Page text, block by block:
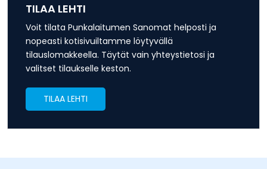
TILAA LEHTI
Voit tilata Punkalaitumen Sanomat helposti ja
nopeasti kotisivuiltamme löytyvällä
tilauslomakkeella. Täytät vain yhteystietosi ja
valitset tilaukselle keston.
TILAA LEHTI